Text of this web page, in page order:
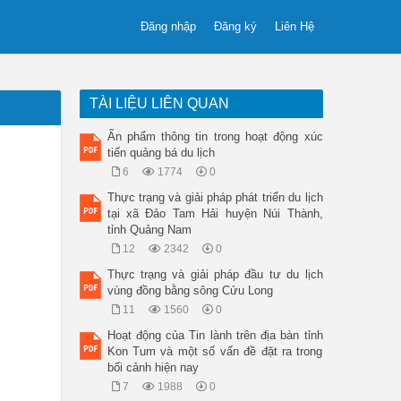
Liên Hệ
Đăng ký
Đăng nhập
TÀI LIỆU LIÊN QUAN
Ấn phẩm thông tin trong hoạt động xúc
tiến quảng bá du lịch
6 1774 0
Thực trạng và giải pháp phát triển du lịch
tại xã Đảo Tam Hải huyện Núi Thành,
tỉnh Quảng Nam
12 2342 0
Thực trạng và giải pháp đầu tư du lịch
vùng đồng bằng sông Cửu Long
11 1560 0
Hoạt động của Tin lành trên địa bàn tỉnh
Kon Tum và một số vấn đề đặt ra trong
bối cảnh hiện nay
7 1988 0